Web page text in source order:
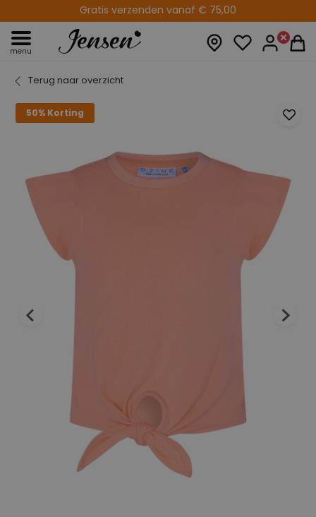
Gratis verzenden vanaf € 75,00
14 dagen retourtermijn
menu
Terug naar overzicht
50% Korting